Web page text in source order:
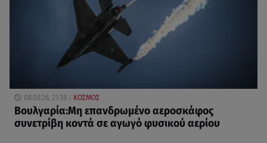
08.08.26, 21:38 ΚΟΣΜΟΣ
Βουλγαρία:Μη επανδρωμένο αεροσκάφος
συνετρίβη κοντά σε αγωγό φυσικού αερίου